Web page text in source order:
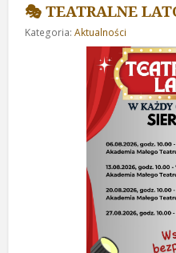
🎭 TEATRALNE
Kategoria: Aktualności